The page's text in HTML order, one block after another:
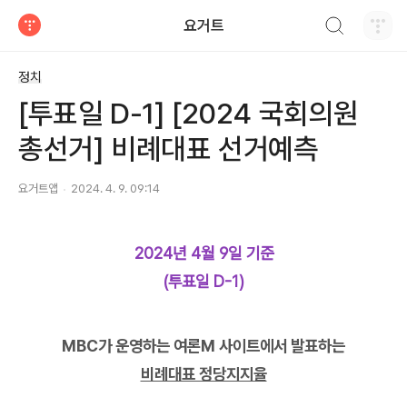
요거트
정치
[투표일 D-1] [2024 국회의원
총선거] 비례대표 선거예측
요거트앱 2024. 4. 9. 09:14
2024년 4월 9일 기준
(투표일 D-1)
MBC가 운영하는 여론M 사이트에서 발표하는
비례대표 정당지지율